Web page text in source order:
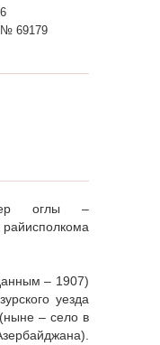
69179
оглы –
райисполкома
– 1907)
уезда
(ныне – село в